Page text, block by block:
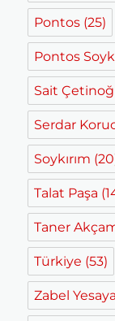
Pontos (25)
Pontos
Sait
Serdar
Soykırım
Talat Paşa
Taner
Türkiye (53)
Zabel